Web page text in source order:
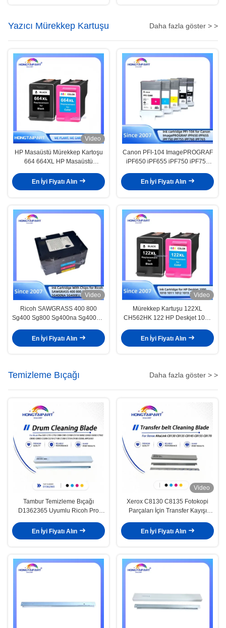
Yazıcı Mürekkep Kartuşu Daha fazla göster > >
Video
HP Masaüstü Mürekkep Kartoşu
664 664XL HP Masaüstü
2135 2136 2138 2675 2676 2677
2678 3635 3636 3638 3700 3775
En İyi Fiyatı Alın
Canon PFI-104 ImagePROGRAF
iPF650 iPF655 iPF750 iPF755
kartuşu
En İyi Fiyatı Alın
Video
Ricoh SAWGRASS 400 800
Sg400 Sg800 Sg400na Sg400EU
Yeniden Doldurulabilir Mürekkep
Kartlıgı
En İyi Fiyatı Alın
Video
Mürekkep Kartuşu 122XL
CH562HK 122 HP Deskjet 1050
En İyi Fiyatı Alın
Temizleme Bıçağı Daha fazla göster > >
Tambur Temizleme Bıçağı
D1362365 Uyumlu Ricoh Pro
En İyi Fiyatı Alın
Video
Xerox C8130 C8135 Fotokopi
Parçaları İçin Transfer Kayışı
En İyi Fiyatı Alın